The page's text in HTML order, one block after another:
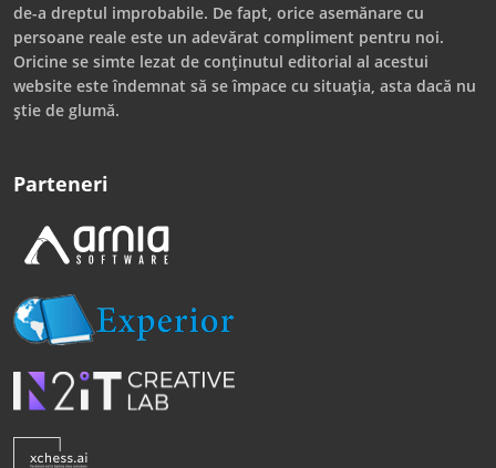
de-a dreptul improbabile. De fapt, orice asemănare cu
persoane reale este un adevărat compliment pentru noi.
Oricine se simte lezat de conținutul editorial al acestui
website este îndemnat să se împace cu situația, asta dacă nu
știe de glumă.
Parteneri